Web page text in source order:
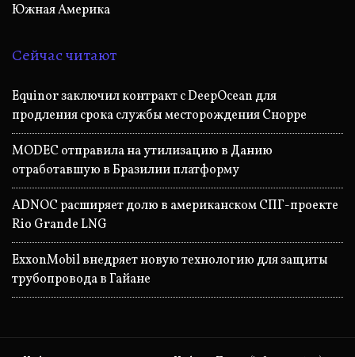
Южная Америка
Сейчас читают
Equinor заключил контракт с DeepOcean для
продления срока службы месторождения Снорре
MODEC отправила на утилизацию в Данию
отработавшую в Бразилии платформу
ADNOC расширяет долю в американском СПГ-проекте
Rio Grande LNG
ExxonMobil внедряет новую технологию для защиты
трубопровода в Гайане